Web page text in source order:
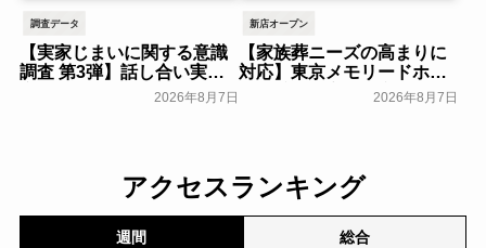
調査データ
【実家じまいに関する意識
調査 第3弾】話し合い実施
率は29.5％で前回から低
2026年8月7日
新店オープン
【家族葬ニーズの高まりに
対応】東京メモリードホー
ルに貸切型家族葬空間『第
2026年8月7日
アクセスランキング
週間 総合